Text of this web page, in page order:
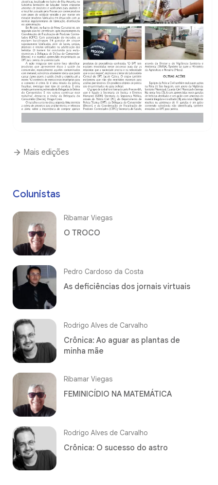
Mais edições
Colunistas
Ribamar Viegas
O TROCO
Pedro Cardoso da Costa
As deficiências dos jornais virtuais
Rodrigo Alves de Carvalho
Crônica: Ao aguar as plantas de
minha mãe
Ribamar Viegas
FEMINICÍDIO NA MATEMÁTICA
Rodrigo Alves de Carvalho
Crônica: O sucesso do astro